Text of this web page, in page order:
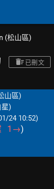
(松山區)
已刪文
山區)
星)
24 10:52)
1 →)